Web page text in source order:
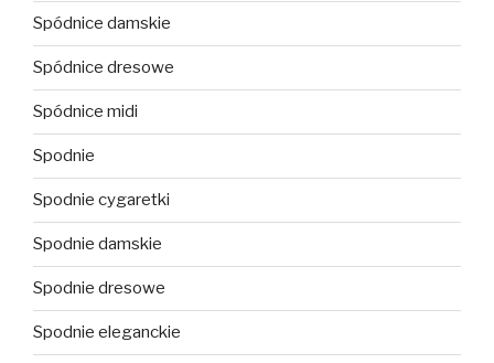
Spódnice damskie
Spódnice dresowe
Spódnice midi
Spodnie
Spodnie cygaretki
Spodnie damskie
Spodnie dresowe
Spodnie eleganckie